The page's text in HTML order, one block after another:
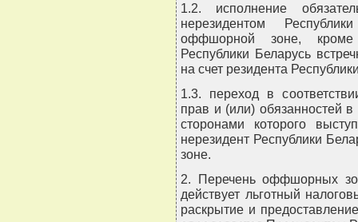
1.2. исполнение
нерезидентом
оффшорной зоне, кроме
Республики Беларусь
на счет резидента
1.3. переход в
прав и (или) обязанностей
сторонами которого
нерезидент Республики
зоне.
2. Перечень оффшорных
действует льготный
раскрытие и